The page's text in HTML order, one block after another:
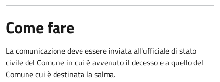
Come fare
La comunicazione deve essere inviata all'ufficiale di stato
civile del Comune in cui è avvenuto il decesso e a quello del
Comune cui è destinata la salma.